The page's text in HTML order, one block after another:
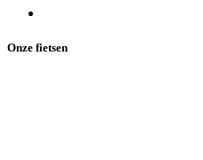
Onze fietsen